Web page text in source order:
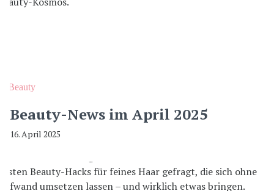
Beauty
Beauty-News im April 2025
16. April 2025